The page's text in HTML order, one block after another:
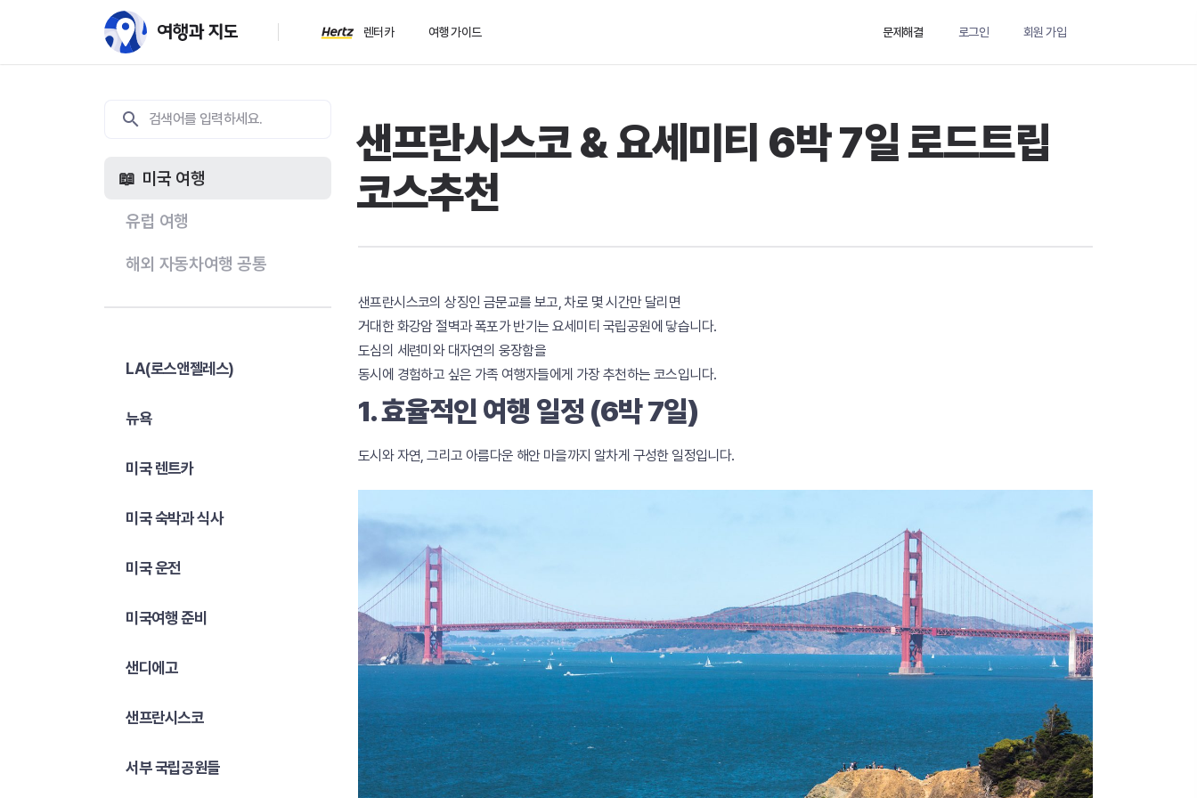
렌터카 여행 가이드 문제해결 로그인 회원 가입
미국 여행
유럽 여행
해외 자동차여행 공통
LA(로스앤젤레스)
뉴욕
미국 렌트카
미국 숙박과 식사
미국 운전
미국여행 준비
샌디에고
샌프란시스코
서부 국립공원들
샌프란시스코 & 요세미티 6박 7일 로드트립
코스추천
샌프란시스코의 상징인 금문교를 보고, 차로 몇 시간만 달리면
거대한 화강암 절벽과 폭포가 반기는 요세미티 국립공원에 닿습니다.
도심의 세련미와 대자연의 웅장함을
동시에 경험하고 싶은 가족 여행자들에게 가장 추천하는 코스입니다.
1. 효율적인 여행 일정 (6박 7일)
도시와 자연, 그리고 아름다운 해안 마을까지 알차게 구성한 일정입니다.